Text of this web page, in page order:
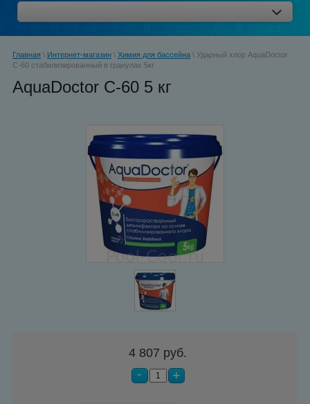
Главная \ Интернет-магазин \ Химия для бассейна \ Ударный хлор AquaDoctor
C-60 стабилизированный в гранулах 5кг
AquaDoctor C-60 5 кг
- +
4 807 руб.